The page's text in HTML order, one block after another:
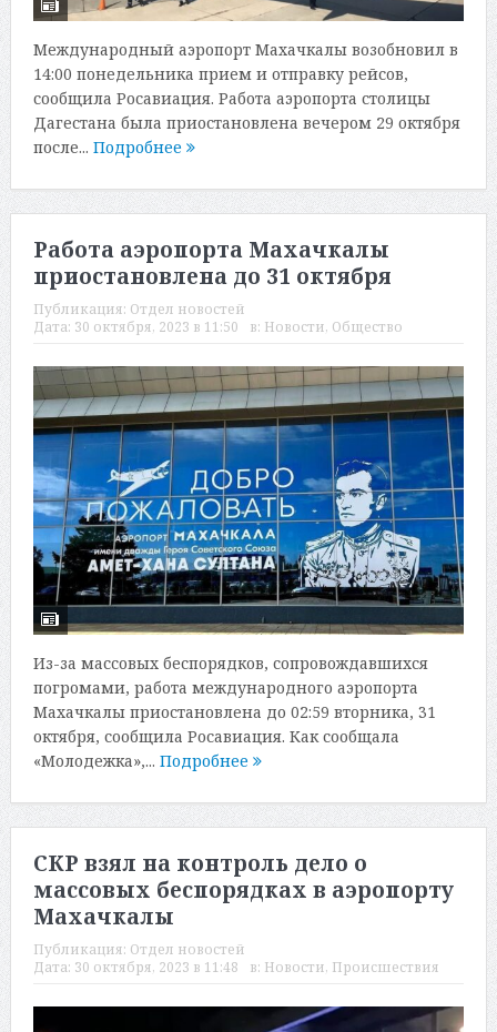
Международный аэропорт Махачкалы возобновил в
14:00 понедельника прием и отправку рейсов,
сообщила Росавиация. Работа аэропорта столицы
Дагестана была приостановлена вечером 29 октября
после... Подробнее
Работа аэропорта Махачкалы
приостановлена до 31 октября
Публикация: Отдел новостей
Дата: 30 октября, 2023 в 11:50 в: Новости, Общество
Из-за массовых беспорядков, сопровождавшихся
погромами, работа международного аэропорта
Махачкалы приостановлена до 02:59 вторника, 31
октября, сообщила Росавиация. Как сообщала
«Молодежка»,... Подробнее
СКР взял на контроль дело о
массовых беспорядках в аэропорту
Махачкалы
Публикация: Отдел новостей
Дата: 30 октября, 2023 в 11:48 в: Новости, Происшествия